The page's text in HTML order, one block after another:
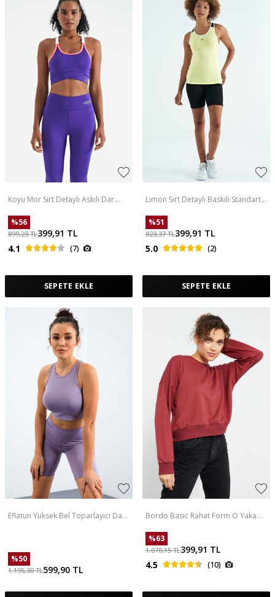
Koyu Mor Sırt Detaylı Askılı Dar
%56
899,23TL399,91 TL
4.1
(7)
SEPETE EKLE
Limon Sırt Detaylı Baskılı Standart
%51
823,37TL399,91 TL
5.0
(2)
SEPETE EKLE
Eflatun Yüksek Bel Toparlayıcı Dar
%50
1.195,30TL599,90 TL
Bordo Basic Rahat Form O Yaka
%63
1.070,15TL399,91 TL
4.5
(10)